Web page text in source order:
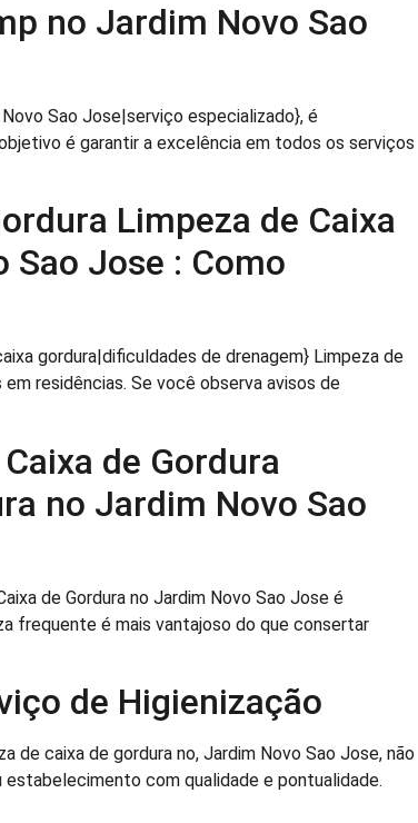
no Jardim Novo Sao
Sao Jose|serviço especializado}, é
é garantir a excelência em todos os serviços
Limpeza de Caixa
Sao Jose : Como
gordura|dificuldades de drenagem} Limpeza de
residências. Se você observa avisos de
de Gordura
no Jardim Novo Sao
de Gordura no Jardim Novo Sao Jose é
frequente é mais vantajoso do que consertar
de Higienização
de caixa de gordura no, Jardim Novo Sao Jose, não
com qualidade e pontualidade.